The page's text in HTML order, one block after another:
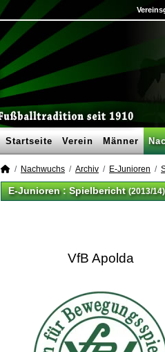
Startseite Verein Männer
Nachwuchs Archiv E-Junioren
E-Junioren :Spielbericht (2013/14)
VfB Apolda